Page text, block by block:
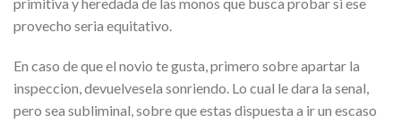
provecho seri­a equitativo.
En caso de que el novio te gusta, primero sobre apartar la
inspeccion, devuelvesela sonriendo. Lo cual le dara la senal,
pero sea subliminal, sobre que estas dispuesta a ir un escaso